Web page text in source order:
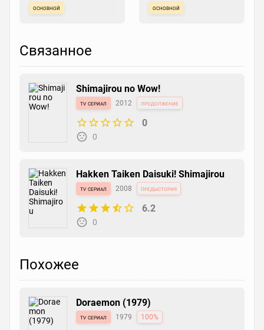
основной основной
Связанное
Shimajirou no Wow!
tv сериал 2012 продолжение
0
0
Hakken Taiken Daisuki! Shimajirou
tv сериал 2008 предыстория
6.2
0
Похожее
Doraemon (1979)
tv сериал 1979 100%